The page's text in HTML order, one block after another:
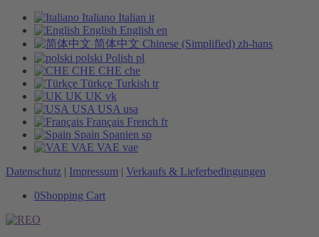
Italiano Italian it
English English en
简体中文 Chinese (Simplified) zh-hans
polski Polish pl
CHE CHE che
Türkçe Turkish tr
UK UK vk
USA USA usa
Français French fr
Spain Spanien sp
VAE VAE vae
Datenschutz | Impressum | Verkaufs & Lieferbedingungen
0Shopping Cart